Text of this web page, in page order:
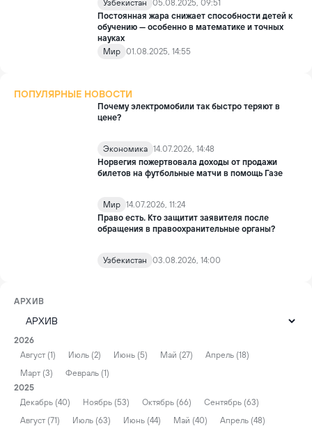
Узбекистан
05.08.2025, 09:51
Постоянная жара снижает способности детей к
обучению — особенно в математике и точных
науках
Мир 01.08.2025, 14:55
ПОПУЛЯРНЫЕ НОВОСТИ
Почему электромобили так быстро теряют в
цене?
Экономика 14.07.2026, 14:48
Норвегия пожертвовала доходы от продажи
билетов на футбольные матчи в помощь Газе
Мир 14.07.2026, 11:24
Право есть. Кто защитит заявителя после
обращения в правоохранительные органы?
Узбекистан 03.08.2026, 14:00
АРХИВ
2026
Август (1)
Июль (2) Июнь (5) Май (27)
Апрель (18)
Март (3)
Февраль (1)
2025
Декабрь (40)
Ноябрь (53) Октябрь (66)
Сентябрь (63)
Август (71)
Июль (63) Июнь (44) Май (40)
Апрель (48)